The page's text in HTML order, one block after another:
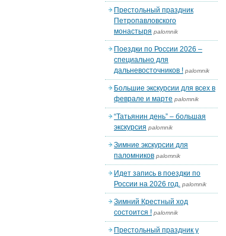
Престольный праздник
Петропавловского
монастыря palomnik
Поездки по России 2026 –
специально для
дальневосточников ! palomnik
Большие экскурсии для всех в
феврале и марте palomnik
“Татьянин день” – большая
экскурсия palomnik
Зимние экскурсии для
паломников palomnik
Идет запись в поездки по
России на 2026 год. palomnik
Зимний Крестный ход
состоится ! palomnik
Престольный праздник у